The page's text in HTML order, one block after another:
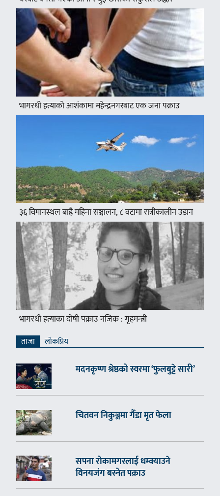
भागरथी हत्याको आशंकामा महेन्द्रनगरबाट एक जना पक्राउ
३६ विमानस्थल बाह्रै महिना सञ्चालन, ८ वटामा रात्रीकालीन उडान
भागरथी हत्याका दोषी पक्राउ नजिक : गृहमन्त्री
ताजा लाेकप्रिय
मदनकृष्ण श्रेष्ठको स्वरमा ‘फुलबुट्टे सारी’
चितवन निकुञ्जमा गैँडा मृत फेला
सपना रोकामगरलाई धम्क्याउने
विनयजंग बस्नेत पक्राउ